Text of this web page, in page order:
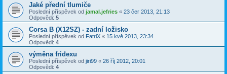
Jaké přední tlumiče
Poslední příspěvek od jamal.jefries « 23 čer 2013, 21:13
Odpovědi: 5
Corsa B (X12SZ) - zadní ložisko
Poslední příspěvek od FatriX « 15 kvě 2013, 23:34
Odpovědi: 4
výměna fridexu
Poslední příspěvek od jiri99 « 26 říj 2012, 20:01
Odpovědi: 4